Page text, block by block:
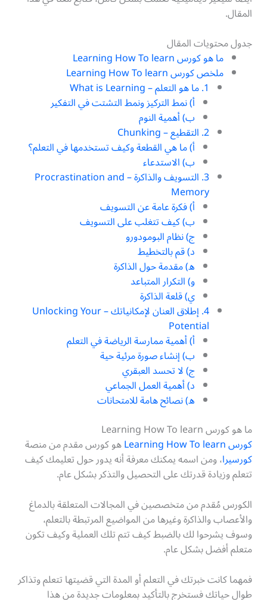
المقال.
جدول محتويات المقال
ما هو كورس Learning How To learn
ملخص كورس Learning How To learn
1. ما هو التعلم – What is Learning
أ) نمط التركيز ونمط التشتت في التفكير
ب) أهمية النوم
2. التقطيع – Chunking
أ) ما هي القطعة وكيف تستخدمها في التعلم؟
ب) الاستدعاء
3. التسويف والذاكرة – Procrastination and
Memory
أ) فكرة عامة عن التسويف
ب) كيف تتغلب على التسويف
ج) نظام البومودورو
د) قم بالتخطيط
ه) مقدمة حول الذاكرة
و) التكرار المتباعد
ي) قلعة الذاكرة
4. إطلاق العنان لإمكانياتك – Unlocking Your
Potential
أ) أهمية ممارسة الرياضة في التعلم
ب) إنشاء صورة مرئية حية
ج) لا تحسد العبقري
د) أهمية العمل الجماعي
ه) نصائح هامة للامتحانات
ما هو كورس Learning How To learn
كورس Learning How To learn هو كورس مقدم من منصة
كورسيرا، ومن اسمه يمكنك معرفة أنه يدور حول تعليمك كيف
تتعلم وزيادة قدرتك على التحصيل والتذكر بشكل عام.
الكورس مُقدم من متخصصين في المجالات المتعلقة بالدماغ
والأعصاب والذاكرة وغيرها من المواضيع المرتبطة بالتعلم،
وسوف يشرحوا لك بالضبط كيف تتم تلك العملية وكيف تكون
متعلم أفضل بشكل عام.
فمهما كانت خبرتك في التعلم أو المدة التي قضيتها تتعلم وتذاكر
طوال حياتك فستخرج بالتأكيد بمعلومات جديدة من هذا